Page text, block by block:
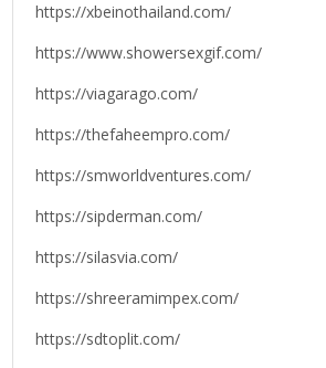
https://xbeinothailand.com/
https://www.showersexgif.com/
https://viagarago.com/
https://thefaheempro.com/
https://smworldventures.com/
https://sipderman.com/
https://silasvia.com/
https://shreeramimpex.com/
https://sdtoplit.com/